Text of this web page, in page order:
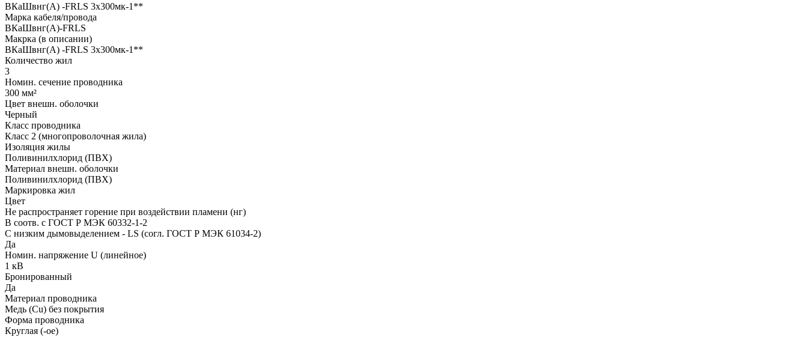
ВКаШвнг(A) -FRLS 3x300мк-1**
Марка кабеля/провода
ВКаШвнг(A)-FRLS
Макрка (в описании)
ВКаШвнг(A) -FRLS 3x300мк-1**
Количество жил
3
Номин. сечение проводника
300 мм²
Цвет внешн. оболочки
Черный
Класс проводника
Класс 2 (многопроволочная жила)
Изоляция жилы
Поливинилхлорид (ПВХ)
Материал внешн. оболочки
Поливинилхлорид (ПВХ)
Маркировка жил
Цвет
Не распространяет горение при воздействии пламени (нг)
В соотв. с ГОСТ Р МЭК 60332-1-2
С низким дымовыделением - LS (согл. ГОСТ Р МЭК 61034-2)
Да
Номин. напряжение U (линейное)
1 кВ
Бронированный
Да
Материал проводника
Медь (Cu) без покрытия
Форма проводника
Круглая (-ое)